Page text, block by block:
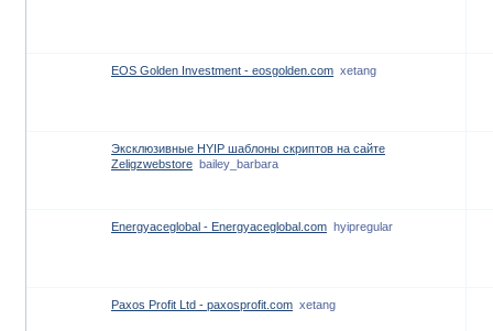
EOS Golden Investment - eosgolden.com xetang
Эксклюзивные HYIP шаблоны скриптов на сайте
Zeligzwebstore bailey_barbara
Energyaceglobal - Energyaceglobal.com hyipregular
Paxos Profit Ltd - paxosprofit.com xetang